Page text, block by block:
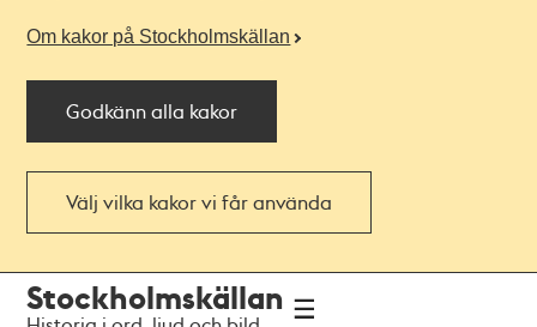
Om kakor på Stockholmskällan
Godkänn alla kakor
Välj vilka kakor vi får använda
navigationen
huvudinnehållet
Stockholmskällan